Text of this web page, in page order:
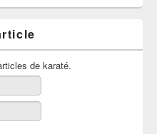
de karaté.